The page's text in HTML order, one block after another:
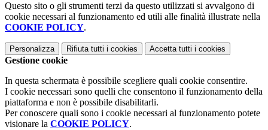
Questo sito o gli strumenti terzi da questo utilizzati si avvalgono di
cookie necessari al funzionamento ed utili alle finalità illustrate nella
COOKIE POLICY.
Personalizza Rifiuta tutti i cookies Accetta tutti i cookies
Gestione cookie
In questa schermata è possibile scegliere quali cookie consentire.
I cookie necessari sono quelli che consentono il funzionamento della
piattaforma e non è possibile disabilitarli.
Per conoscere quali sono i cookie necessari al funzionamento potete
visionare la COOKIE POLICY.